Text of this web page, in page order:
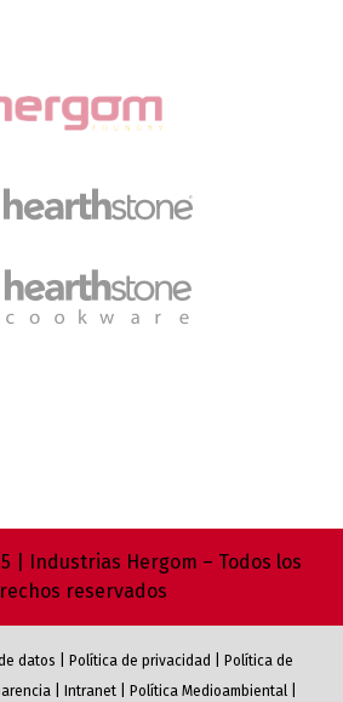
| Industrias Hergom – Todos los
reservados
datos Política de privacidad
Política de
| Intranet| Política Medioambiental|